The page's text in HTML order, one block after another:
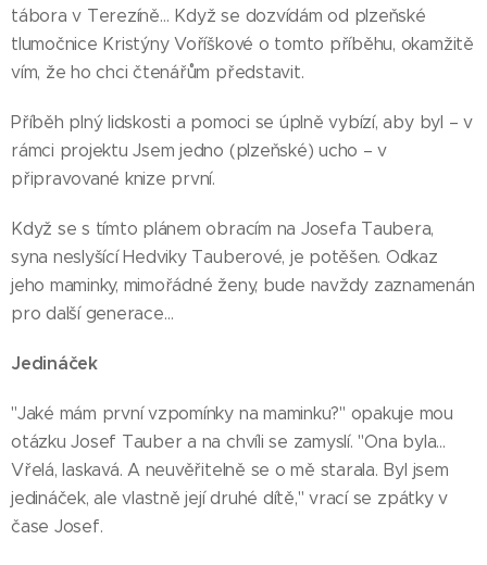
tábora v Terezíně… Když se dozvídám od plzeňské
tlumočnice Kristýny Voříškové o tomto příběhu, okamžitě
vím, že ho chci čtenářům představit.
Příběh plný lidskosti a pomoci se úplně vybízí, aby byl – v
rámci projektu Jsem jedno (plzeňské) ucho – v
připravované knize první.
Když se s tímto plánem obracím na Josefa Taubera,
syna neslyšící Hedviky Tauberové, je potěšen. Odkaz
jeho maminky, mimořádné ženy, bude navždy zaznamenán
pro další generace…
Jedináček
"Jaké mám první vzpomínky na maminku?" opakuje mou
otázku Josef Tauber a na chvíli se zamyslí. "Ona byla…
Vřelá, laskavá. A neuvěřitelně se o mě starala. Byl jsem
jedináček, ale vlastně její druhé dítě," vrací se zpátky v
čase Josef.